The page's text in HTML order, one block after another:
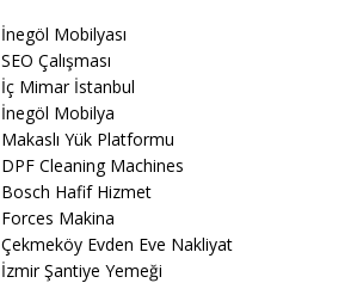
İnegöl Mobilyası
SEO Çalışması
İç Mimar İstanbul
İnegöl Mobilya
Makaslı Yük Platformu
DPF Cleaning Machines
Bosch Hafif Hizmet
Forces Makina
Çekmeköy Evden Eve Nakliyat
İzmir Şantiye Yemeği